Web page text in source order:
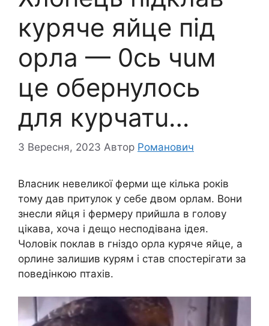
куряче яйцe під
opла — 0сь чuм
це обepнулось
для кyрчатu…
3 Вересня, 2023 Автор Романович
Власник невеликої ферми ще кілька років
тому дав притулок у себе двом орлам. Вони
знесли яйця і фермеру прийшла в голову
цікава, хоча і дещо несподівана ідея.
Чоловік поклав в гніздо орла куряче яйце, а
орлине залишив курям і став спостерігати за
поведінкою птахів.